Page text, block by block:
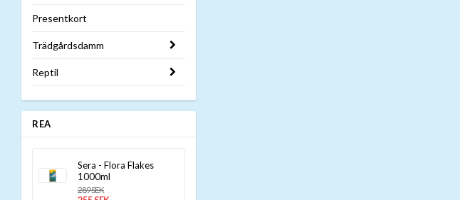
Presentkort
Trädgårdsdamm
Reptil
REA
Sera - Flora Flakes
1000ml
289 SEK